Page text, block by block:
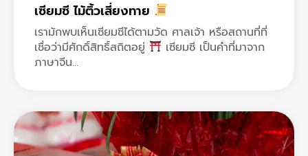
เซียมซี ไม้ติ้วเสี่ยงทาย
เรามักพบเห็นเซียมซีได้ตามวัด ศาลเจ้า หรือสถานที่ที่
เชื่อว่ามีศักดิ์สิทธิ์สถิตอยู่
เซียมซี เป็นคำที่มาจาก
ภาษาจีน...